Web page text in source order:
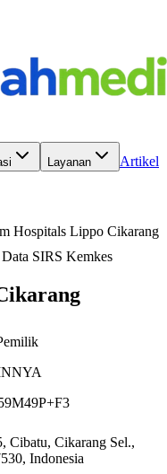
Layanan Artikel
Hospitals Lippo Cikarang
Data SIRS Kemkes
Cibatu, Cikarang Sel.,
Indonesia